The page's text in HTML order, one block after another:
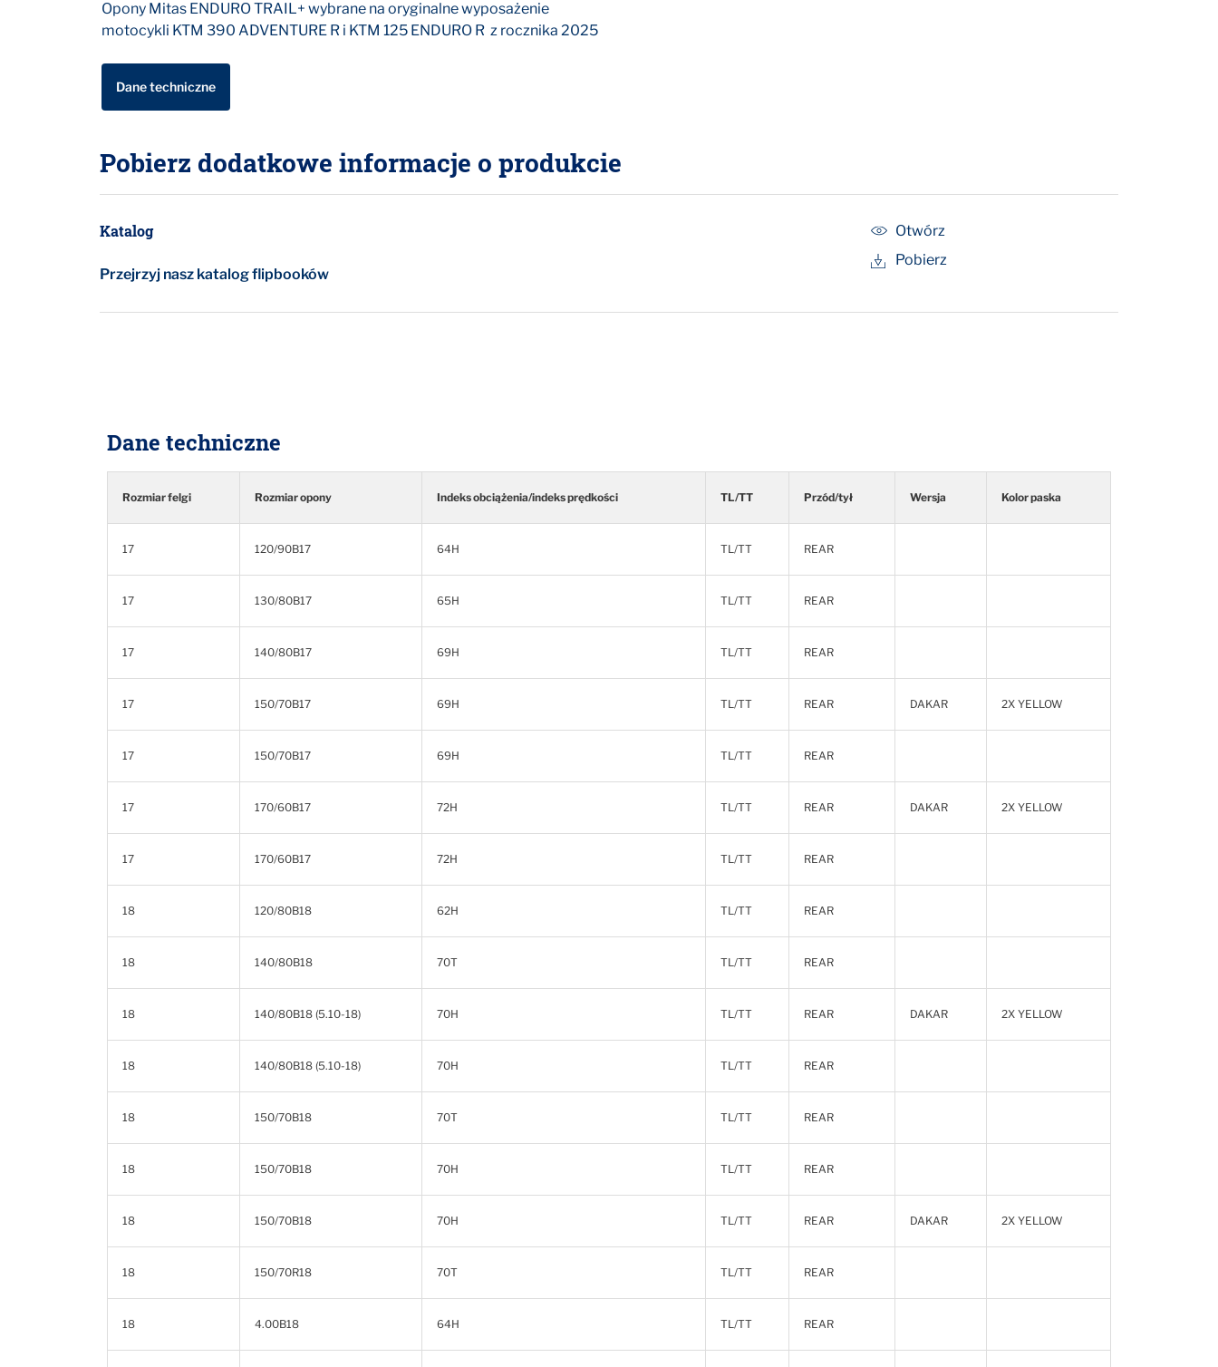
Opony Mitas ENDURO TRAIL+ wybrane na oryginalne wyposażenie
motocykli KTM 390 ADVENTURE R i KTM 125 ENDURO R z rocznika 2025
Dane techniczne
Pobierz dodatkowe informacje o produkcie
Katalog
Przejrzyj nasz katalog flipbooków
Otwórz
Pobierz
Dane techniczne
Rozmiar felgi Rozmiar opony Indeks obciążenia/indeks prędkości TL/TT Przód/tył Wersja Kolor paska
17 120/90B17 64H TL/TT REAR
17 130/80B17 65H TL/TT REAR
17 140/80B17 69H TL/TT REAR
17 150/70B17 69H TL/TT REAR DAKAR 2X YELLOW
17 150/70B17 69H TL/TT REAR
17 170/60B17 72H TL/TT REAR DAKAR 2X YELLOW
17 170/60B17 72H TL/TT REAR
18 120/80B18 62H TL/TT REAR
18 140/80B18 70T TL/TT REAR
18 140/80B18 (5.10-18) 70H TL/TT REAR DAKAR 2X YELLOW
18 140/80B18 (5.10-18) 70H TL/TT REAR
18 150/70B18 70T TL/TT REAR
18 150/70B18 70H TL/TT REAR
18 150/70B18 70H TL/TT REAR DAKAR 2X YELLOW
18 150/70R18 70T TL/TT REAR
18 4.00B18 64H TL/TT REAR